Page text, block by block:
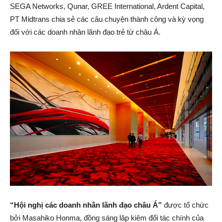
SEGA Networks, Qunar, GREE International, Ardent Capital,
PT Midtrans chia sẻ các câu chuyện thành công và kỳ vọng
đối với các doanh nhân lãnh đạo trẻ từ châu Á.
“Hội nghị các doanh nhân lãnh đạo châu Á” được tổ chức
bởi Masahiko Honma, đồng sáng lập kiêm đối tác chính của